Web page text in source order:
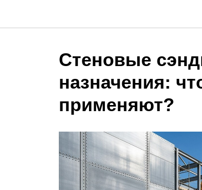
Стеновые
назначения:
применяют?